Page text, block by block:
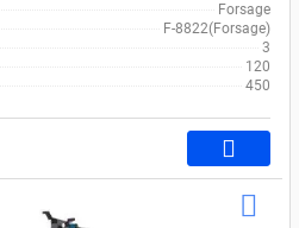
Forsage
F-8822(Forsage)
3
120
450